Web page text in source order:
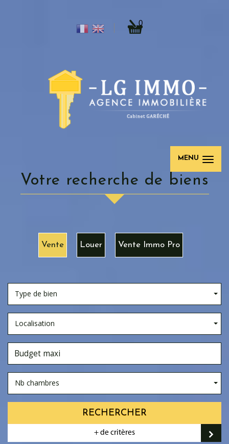
0
MENU
votre recherche de biens
Vente Louer Vente Immo Pro
Type de bien
Localisation
Nb chambres
RECHERCHER
+ de critères